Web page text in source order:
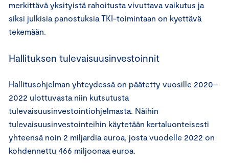
merkittävä yksityistä rahoitusta vivuttava vaikutus ja
siksi julkisia panostuksia TKI-toimintaan on kyettävä
tekemään.
Hallituksen tulevaisuusinvestoinnit
Hallitusohjelman yhteydessä on päätetty vuosille 2020–
2022 ulottuvasta niin kutsutusta
tulevaisuusinvestointiohjelmasta. Näihin
tulevaisuusinvestointeihin käytetään kertaluonteisesti
yhteensä noin 2 miljardia euroa, josta vuodelle 2022 on
kohdennettu 466 miljoonaa euroa.